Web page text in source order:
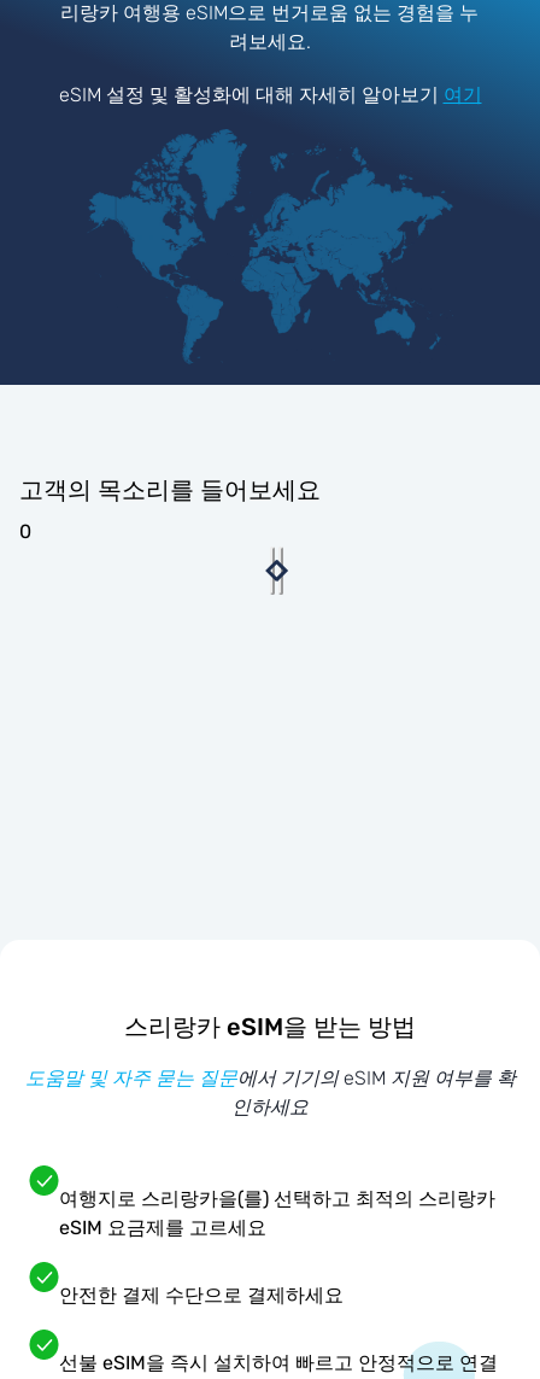
리랑카 여행용 eSIM으로 번거로움 없는 경험을 누
려보세요.
eSIM 설정 및 활성화에 대해 자세히 알아보기 여기
고객의 목소리를 들어보세요
0
스리랑카 eSIM을 받는 방법
도움말 및 자주 묻는 질문에서 기기의 eSIM 지원 여부를 확
인하세요
여행지로 스리랑카을(를) 선택하고 최적의 스리랑카
eSIM 요금제를 고르세요
안전한 결제 수단으로 결제하세요
선불 eSIM을 즉시 설치하여 빠르고 안정적으로 연결